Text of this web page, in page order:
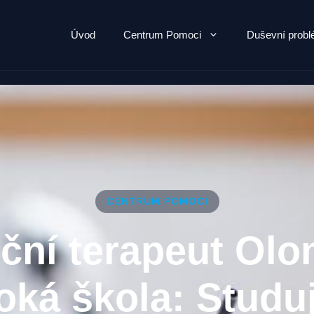
Úvod Centrum Pomoci Duševní
CENTRUM POMOCI
terapeut
škola: